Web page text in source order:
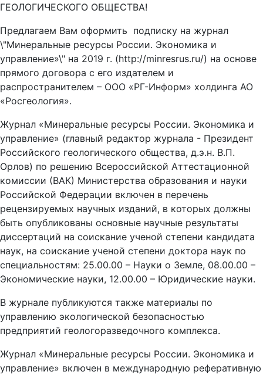
ГЕОЛОГИЧЕСКОГО ОБЩЕСТВА!
Предлагаем Вам оформить подписку на журнал
\"Минеральные ресурсы России. Экономика и
управление»\" на 2019 г. (http://minresrus.ru/) на основе
прямого договора с его издателем и
распространителем – ООО «РГ-Информ» холдинга АО
«Росгеология».
Журнал «Минеральные ресурсы России. Экономика и
управление» (главный редактор журнала - Президент
Российского геологического общества, д.э.н. В.П.
Орлов) по решению Всероссийской Аттестационной
комиссии (ВАК) Министерства образования и науки
Российской Федерации включен в перечень
рецензируемых научных изданий, в которых должны
быть опубликованы основные научные результаты
диссертаций на соискание ученой степени кандидата
наук, на соискание ученой степени доктора наук по
специальностям: 25.00.00 – Науки о Земле, 08.00.00 –
Экономические науки, 12.00.00 – Юридические науки.
В журнале публикуются также материалы по
управлению экологической безопасностью
предприятий геологоразведочного комплекса.
Журнал «Минеральные ресурсы России. Экономика и
управление» включен в международную реферативную